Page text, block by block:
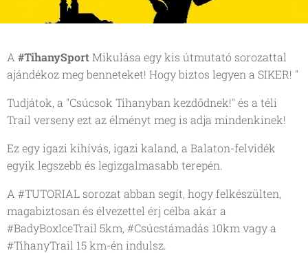
A #TihanySport Mikulása egy kis útmutató sorozattal
ajándékoz meg benneteket! Hogy biztos legyen a SIKER! "
Tudjátok, a "Csúcsok Tihanyban kezdődnek!" és a téli
Trail verseny ezt az élményt meg is adja mindenkinek!
Ez egy igazi kihívás, igazi kaland, a Balaton-felvidék
egyik legszebb és legizgalmasabb terepén.
A #TUTORIAL sorozat abban segít, hogy felkészülten,
magabiztosan és élvezettel érj célba akár a
#BadyBoxIceTrail 5km, #Csúcstámadás 10km vagy a
#TihanyTrail 15 km-én indulsz.